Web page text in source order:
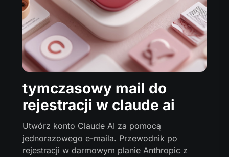
tymczasowy mail do
rejestracji w claude ai
Utwórz konto Claude AI za pomocą
jednorazowego e-maila. Przewodnik po
rejestracji w darmowym planie Anthropic z